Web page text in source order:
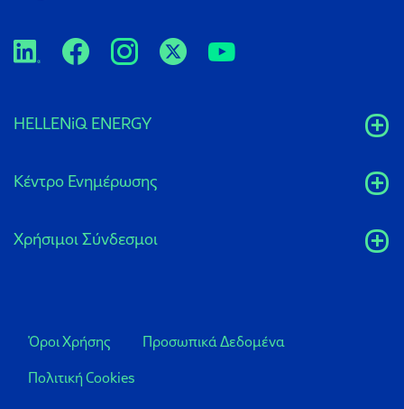
HELLENiQ ENERGY
Κέντρο Ενημέρωσης
Xρήσιμοι Σύνδεσμοι
Όροι Χρήσης Προσωπικά Δεδομένα
Πολιτική Cookies